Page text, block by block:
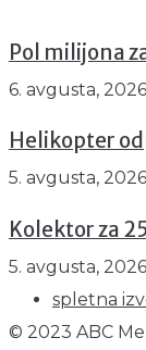
Pol milijona
6. avgusta, 2026
Helikopter
5. avgusta, 2026
Kolektor za
5. avgusta, 2026
spletna
© 2023 ABC